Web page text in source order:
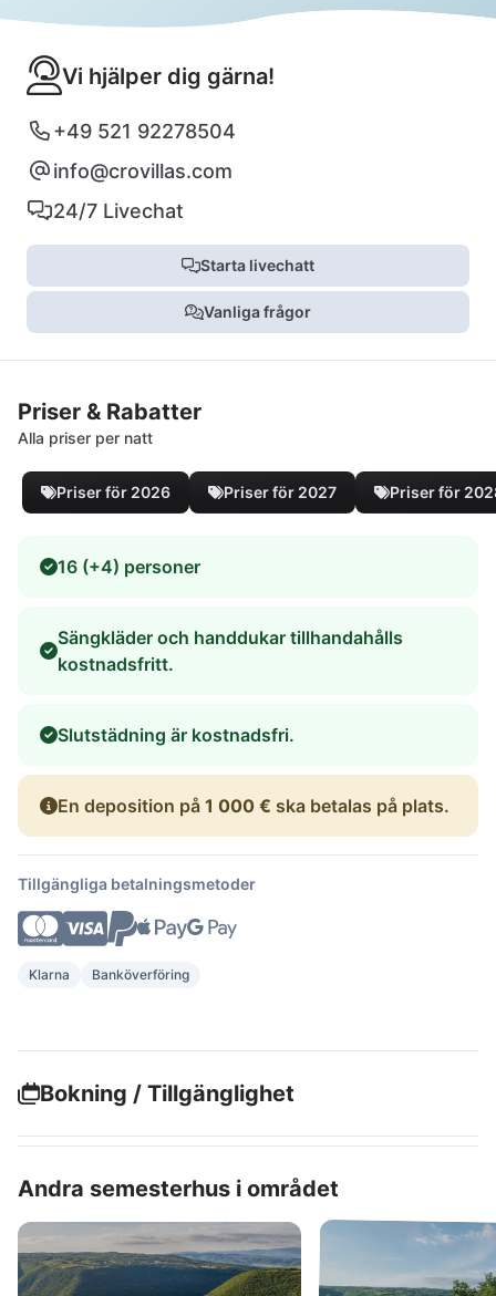
Vi hjälper dig gärna!
+49 521 92278504
info@crovillas.com
24/7 Livechat
Starta livechatt
Vanliga frågor
Priser & Rabatter
Alla priser per natt
Priser för 2026 Priser för 2027 Priser för
16 (+4) personer
Sängkläder och handdukar tillhandahålls
kostnadsfritt.
Slutstädning är kostnadsfri.
En deposition på 1 000 € ska betalas på plats.
Tillgängliga betalningsmetoder
Klarna Banköverföring
Bokning / Tillgänglighet
Andra semesterhus i området